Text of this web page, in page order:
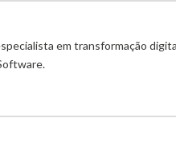
em transformação